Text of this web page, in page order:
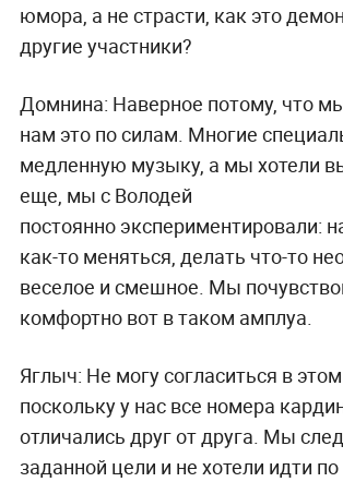
юмора, а не страсти, как это
другие участники?
Домнина: Наверное потому, что
нам это по силам. Многие
медленную музыку, а мы хотели
еще, мы с Володей
постоянно экспериментировали:
как-то меняться, делать что-то
веселое и смешное. Мы
комфортно вот в таком амплуа.
Яглыч: Не могу согласиться в
поскольку у нас все номера
отличались друг от друга. Мы
заданной цели и не хотели идти